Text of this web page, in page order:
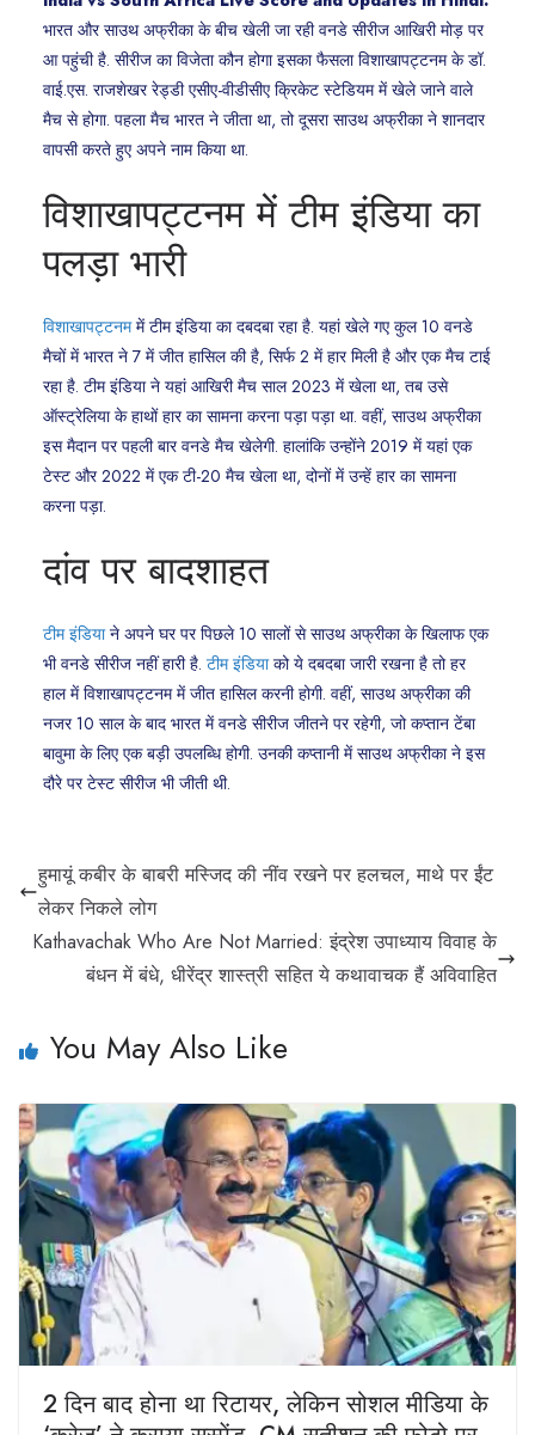
भारत और साउथ अफ्रीका के बीच खेली जा रही वनडे सीरीज आखिरी मोड़ पर
आ पहुंची है. सीरीज का विजेता कौन होगा इसका फैसला विशाखापट्टनम के डॉ.
वाई.एस. राजशेखर रेड्डी एसीए-वीडीसीए क्रिकेट स्टेडियम में खेले जाने वाले
मैच से होगा. पहला मैच भारत ने जीता था, तो दूसरा साउथ अफ्रीका ने शानदार
वापसी करते हुए अपने नाम किया था.
विशाखापट्टनम में टीम इंडिया का
पलड़ा भारी
विशाखापट्टनममें टीम इंडिया का दबदबा रहा है. यहां खेले गए कुल 10 वनडे
मैचों में भारत ने 7 में जीत हासिल की है, सिर्फ 2 में हार मिली है और एक मैच टाई
रहा है. टीम इंडिया ने यहां आखिरी मैच साल 2023 में खेला था, तब उसे
ऑस्ट्रेलिया के हाथों हार का सामना करना पड़ा पड़ा था. वहीं, साउथ अफ्रीका
इस मैदान पर पहली बार वनडे मैच खेलेगी. हालांकि उन्होंने 2019 में यहां एक
टेस्ट और 2022 में एक टी-20 मैच खेला था, दोनों में उन्हें हार का सामना
करना पड़ा.
दांव पर बादशाहत
टीम इंडियाने अपने घर पर पिछले 10 सालों से साउथ अफ्रीका के खिलाफ एक
भी वनडे सीरीज नहीं हारी है. टीम इंडियाको ये दबदबा जारी रखना है तो हर
हाल में विशाखापट्टनम में जीत हासिल करनी होगी. वहीं, साउथ अफ्रीका की
नजर 10 साल के बाद भारत में वनडे सीरीज जीतने पर रहेगी, जो कप्तान टेंबा
बावुमा के लिए एक बड़ी उपलब्धि होगी. उनकी कप्तानी में साउथ अफ्रीका ने इस
दौरे पर टेस्ट सीरीज भी जीती थी.
हुमायूं कबीर के बाबरी मस्जिद की नींव रखने पर हलचल, माथे पर ईंट
लेकर निकले लोग
Kathavachak Who Are Not Married: इंद्रेश उपाध्याय विवाह के
बंधन में बंधे, धीरेंद्र शास्त्री सहित ये कथावाचक हैं अविवाहित
You May Also Like
2 दिन बाद होना था रिटायर, लेकिन सोशल मीडिया के